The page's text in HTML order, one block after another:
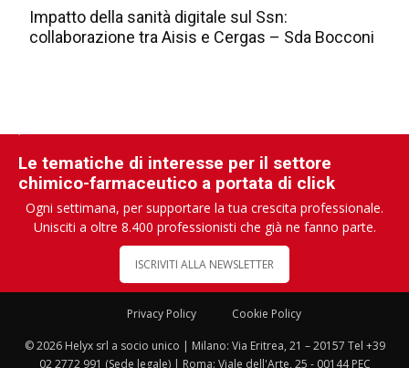
Impatto della sanità digitale sul Ssn:
collaborazione tra Aisis e Cergas – Sda Bocconi
Le tematiche di interesse per il settore
chimico-farmaceutico a portata di click
Ogni settimana, per supportare la tua crescita professionale.
Unisciti a oltre 8.400 professionisti che già ne fanno parte.
ISCRIVITI ALLA NEWSLETTER
Privacy Policy Cookie Policy
© 2026 Helyx srl a socio unico | Milano: Via Eritrea, 21 – 20157 Tel +39
02 2772 991 (Sede legale) | Roma: Viale dell'Arte, 25 - 00144 PEC